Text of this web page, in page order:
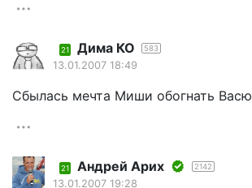
21 Дима КО 583
13.01.2007 18:49
Сбылась мечта Миши обогнать Васю
21 Андрей Арих 2142
13.01.2007 19:28